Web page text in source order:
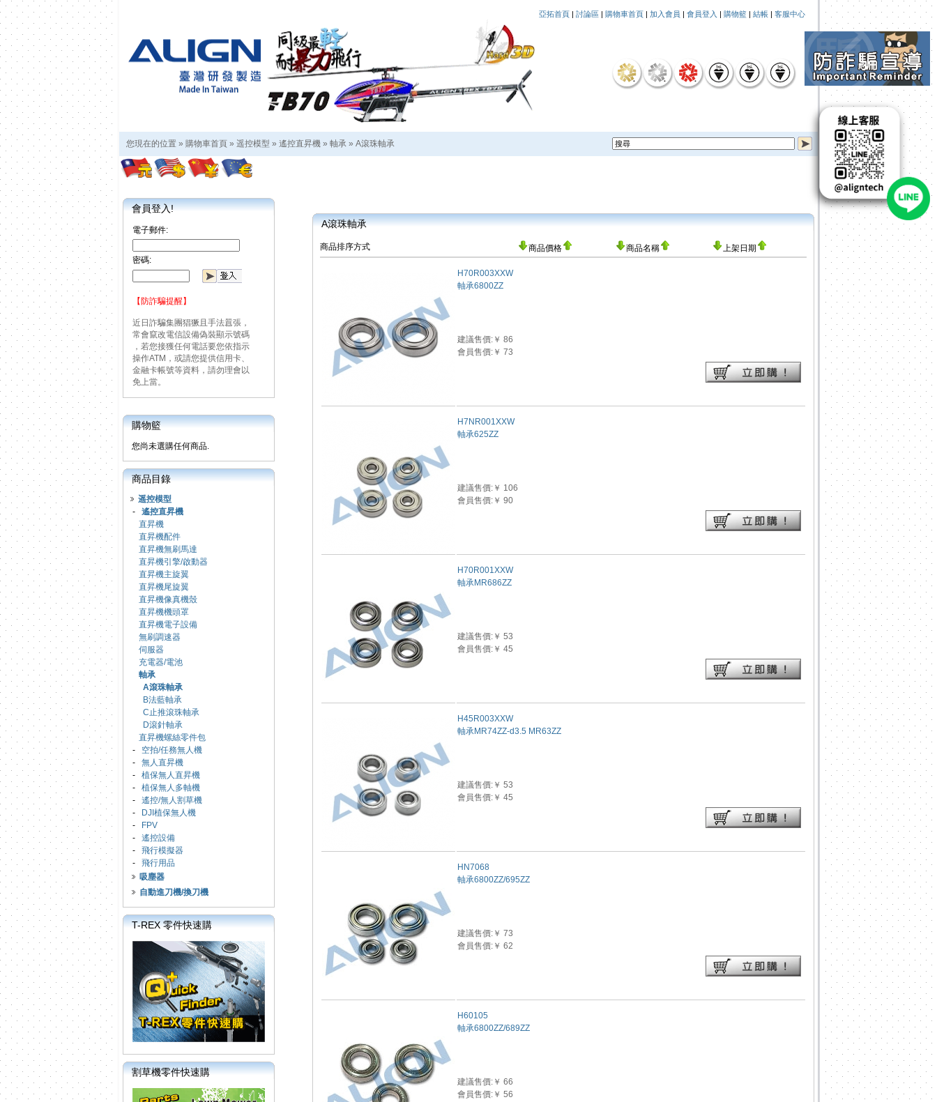
亞拓首頁 | 討論區 | 購物車首頁 | 加入會員 | 會員登入 | 購物籃 | 結帳 | 客服中心
您現在的位置 » 購物車首頁 » 遥控模型 » 遙控直昇機 » 軸承 » A滾珠軸承
會員登入!
電子郵件:
密碼:
【防詐騙提醒】
近日詐騙集團猖獗且手法囂張，
常會竄改電信設備偽裝顯示號碼
，若您接獲任何電話要您依指示
操作ATM，或請您提供信用卡、
金融卡帳號等資料，請勿理會以
免上當。
購物籃
您尚未選購任何商品.
商品目錄
遥控模型
- 遙控直昇機
直昇機
直昇機配件
直昇機無刷馬達
直昇機引擎/啟動器
直昇機主旋翼
直昇機尾旋翼
直昇機像真機殼
直昇機機頭罩
直昇機電子設備
無刷調速器
伺服器
充電器/電池
軸承
A滾珠軸承
B法藍軸承
C止推滾珠軸承
D滾針軸承
直昇機螺絲零件包
- 空拍/任務無人機
- 無人直昇機
- 植保無人直昇機
- 植保無人多軸機
- 遙控/無人割草機
-
DJI植保無人機
-
FPV
- 遙控設備
- 飛行模擬器
- 飛行用品
吸塵器
自動進刀機/換刀機
T-REX 零件快速購
割草機零件快速購
A滾珠軸承
商品排序方式 商品價格 商品名稱 上架日期
H70R003XXW
軸承6800ZZ
建議售價:￥ 86
會員售價:￥ 73
H7NR001XXW
軸承625ZZ
建議售價:￥ 106
會員售價:￥ 90
H70R001XXW
軸承MR686ZZ
建議售價:￥ 53
會員售價:￥ 45
H45R003XXW
軸承MR74ZZ-d3.5 MR63ZZ
建議售價:￥ 53
會員售價:￥ 45
HN7068
軸承6800ZZ/695ZZ
建議售價:￥ 73
會員售價:￥ 62
H60105
軸承6800ZZ/689ZZ
建議售價:￥ 66
會員售價:￥ 56